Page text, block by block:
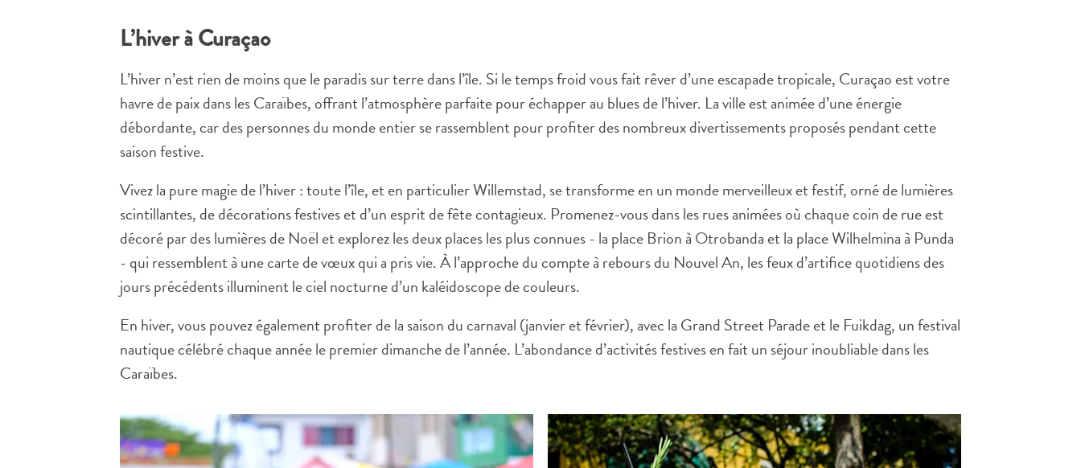
L’hiver à Curaçao
L’hiver n’est rien de moins que le paradis sur terre dans l’île. Si le temps froid vous fait rêver d’une escapade tropicale, Curaçao est votre
havre de paix dans les Caraïbes, offrant l’atmosphère parfaite pour échapper au blues de l’hiver. La ville est animée d’une énergie
débordante, car des personnes du monde entier se rassemblent pour profiter des nombreux divertissements proposés pendant cette
saison festive.
Vivez la pure magie de l’hiver : toute l’île, et en particulier Willemstad, se transforme en un monde merveilleux et festif, orné de lumières
scintillantes, de décorations festives et d’un esprit de fête contagieux. Promenez-vous dans les rues animées où chaque coin de rue est
décoré par des lumières de Noël et explorez les deux places les plus connues - la place Brion à Otrobanda et la place Wilhelmina à Punda
- qui ressemblent à une carte de vœux qui a pris vie. À l’approche du compte à rebours du Nouvel An, les feux d’artifice quotidiens des
jours précédents illuminent le ciel nocturne d’un kaléidoscope de couleurs.
En hiver, vous pouvez également profiter de la saison du carnaval (janvier et février), avec la Grand Street Parade et le Fuikdag, un festival
nautique célébré chaque année le premier dimanche de l’année. L’abondance d’activités festives en fait un séjour inoubliable dans les
Caraïbes.